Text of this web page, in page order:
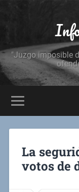
"Juzgo imposible
La
votos de